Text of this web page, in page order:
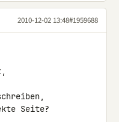
2010-12-02 13:48#1959688
Seite?